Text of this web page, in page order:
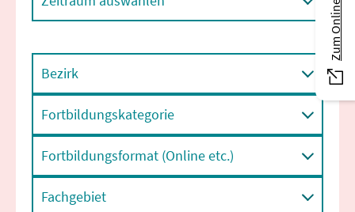
Bezirk
Fortbildungskategorie
Fortbildungsformat (Online etc.)
Fachgebiet